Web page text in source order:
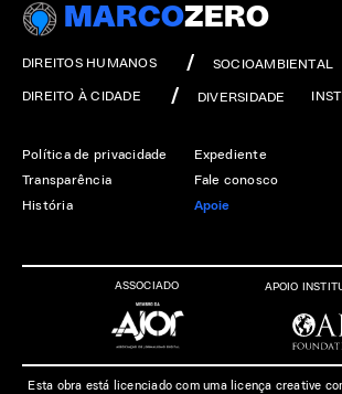
MARCOZERO
DIREITOS HUMANOS SOCIOAMBIENTAL
DIREITO À CIDADE DIVERSIDADE
Política de privacidade
Transparência
História
Expediente
Fale conosco
Apoie
ASSOCIADO APOIO
Esta obra está licenciado com uma licença creative